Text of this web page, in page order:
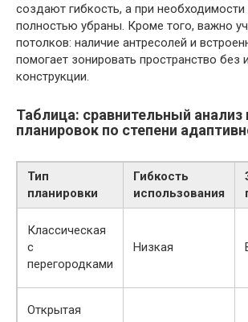
создают гибкость, а при необходимости
полностью убраны. Кроме того, важно
потолков: наличие антресолей и
помогает зонировать пространство без
конструкции.
Таблица: сравнительный анализ
планировок по степени
Тип
планировки
Гибкость
использования
Классическая
с
перегородками
Низкая
Открытая